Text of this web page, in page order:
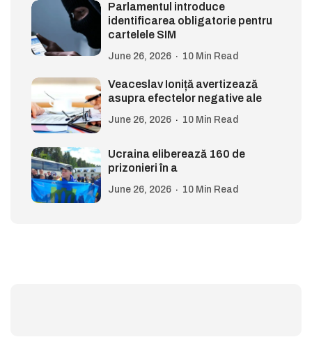
Parlamentul introduce
identificarea obligatorie pentru
cartelele SIM
June 26, 2026 10 Min Read
Veaceslav Ioniță avertizează
asupra efectelor negative ale
June 26, 2026 10 Min Read
Ucraina eliberează 160 de
prizonieri în a
June 26, 2026 10 Min Read